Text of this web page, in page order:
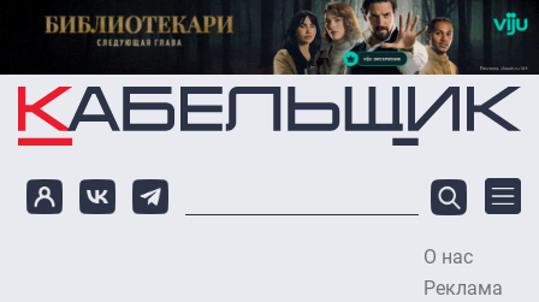
Перейти к основному содержанию
О нас
Реклама